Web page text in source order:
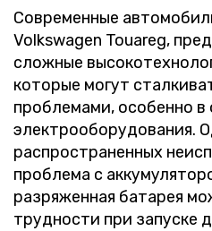
Современные
Volkswagen Touareg,
сложные
которые могут
проблемами, особенно в
электрооборудования.
распространенных
проблема с
разряженная батарея
трудности при запуске